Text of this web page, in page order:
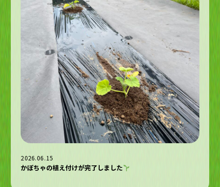
2026.06.15
かぼちゃの植え付けが完了しました